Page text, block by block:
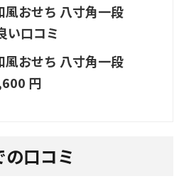
風おせち 八寸角一段
い口コミ
風おせち 八寸角一段
円
口コミ